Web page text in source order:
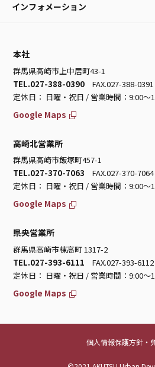
インフォメーション
本社
群馬県高崎市上中居町43-1
TEL.027-388-0390 FAX.027-388-0391
定休日： 日曜・祝日 / 営業時間：9:00～
Google Maps
高崎北営業所
群馬県高崎市飯塚町457-1
TEL.027-370-7063 FAX.027-370-7064
定休日： 日曜・祝日 / 営業時間：9:00～
Google Maps
県央営業所
群馬県高崎市棟高町 1317-2
TEL.027-393-6111 FAX.027-393-6112
定休日： 日曜・祝日 / 営業時間：9:00～
Google Maps
個人情報保護方針・